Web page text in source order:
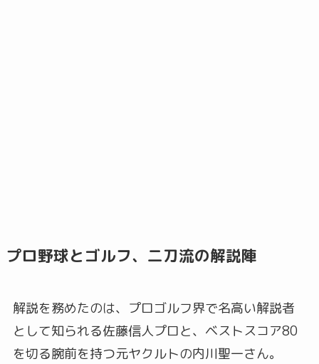
プロ野球とゴルフ、二刀流の解説陣
解説を務めたのは、プロゴルフ界で名高い解説者
として知られる佐藤信人プロと、ベストスコア80
を切る腕前を持つ元ヤクルトの内川聖一さん。